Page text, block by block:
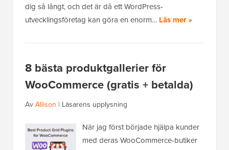
dig så långt, och det är då ett WordPress-
utvecklingsföretag kan göra en enorm… Läs mer »
8 bästa produktgallerier för
WooCommerce (gratis + betalda)
AvAllison | Läsarens upplysning
När jag först började hjälpa kunder
med deras WooCommerce-butiker